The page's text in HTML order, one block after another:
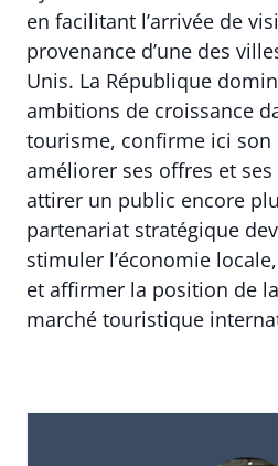
en facilitant l’arrivée de
provenance d’une des
Unis. La République
ambitions de croissance
tourisme, confirme ici son
améliorer ses offres et
attirer un public encore
partenariat stratégique
stimuler l’économie
et affirmer la position de
marché touristique